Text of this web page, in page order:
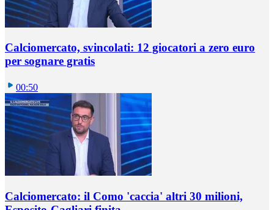
Calciomercato, svincolati: 12 giocatori a zero euro
per sognare gratis
00:50
Calciomercato: il Como 'caccia' altri 30 milioni,